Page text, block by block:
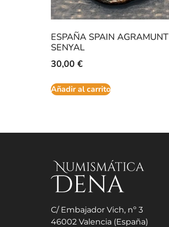
ESPAÑA SPAIN AGRAMUNT
SENYAL
30,00 €
Añadir al carrito
C/ Embajador Vich, nº 3
46002 Valencia (España)